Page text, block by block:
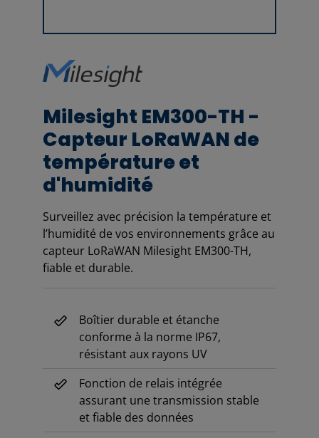
Milesight EM300-TH -
Capteur LoRaWAN de
température et
d'humidité
Surveillez avec précision la température et
l’humidité de vos environnements grâce au
capteur LoRaWAN Milesight EM300-TH,
fiable et durable.
Boîtier durable et étanche
conforme à la norme IP67,
résistant aux rayons UV
Fonction de relais intégrée
assurant une transmission stable
et fiable des données